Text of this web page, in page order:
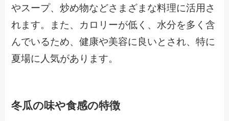
やスープ、炒め物などさまざまな料理に活用さ
れます。また、カロリーが低く、水分を多く含
んでいるため、健康や美容に良いとされ、特に
夏場に人気があります。
冬瓜の味や食感の特徴